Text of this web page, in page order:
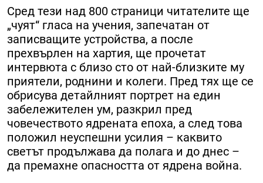
Сред тези над 800 страници читателите ще
„чуят“ гласа на учения, запечатан от
записващите устройства, а после
прехвърлен на хартия, ще прочетат
интервюта с близо сто от най-близките му
приятели, роднини и колеги. Пред тях ще се
обрисува детайлният портрет на един
забележителен ум, разкрил пред
човечеството ядрената епоха, а след това
положил неуспешни усилия – каквито
светът продължава да полага и до днес –
да премахне опасността от ядрена война.